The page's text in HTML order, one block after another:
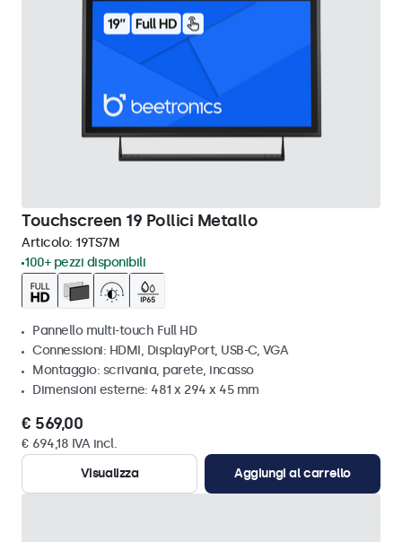
Touchscreen 19 Pollici Metallo
Articolo: 19TS7M
100+ pezzi disponibili
Pannello multi-touch Full HD
Connessioni: HDMI, DisplayPort, USB-C, VGA
Montaggio: scrivania, parete, incasso
Dimensioni esterne: 481 x 294 x 45 mm
€ 569,00
€ 694,18 IVA incl.
Visualizza
Aggiungi al carrello